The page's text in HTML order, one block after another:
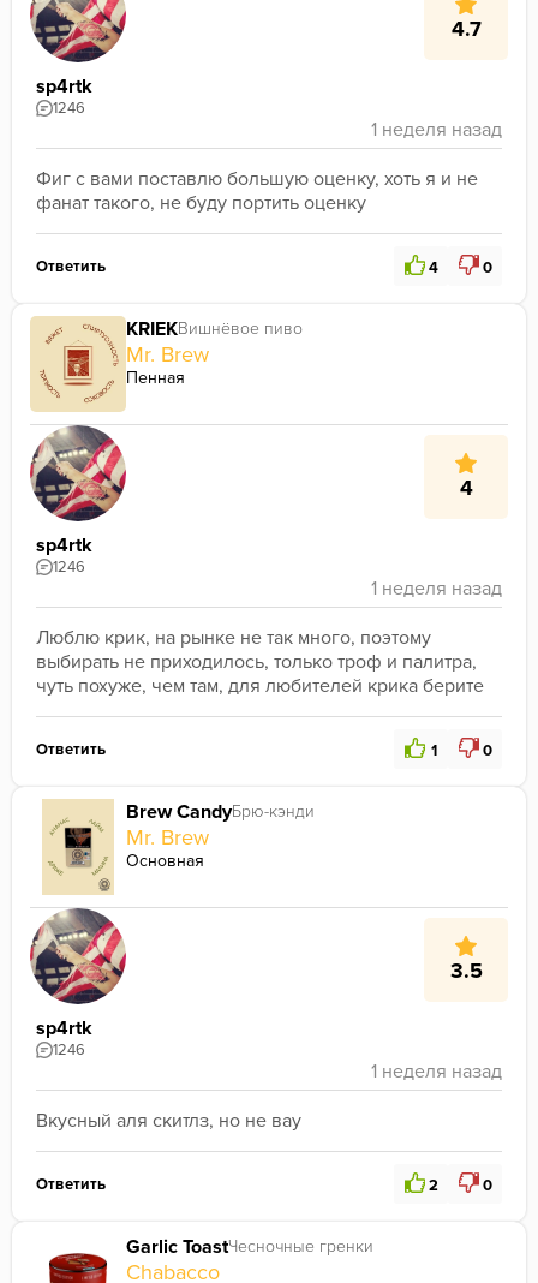
4.7
sp4rtk
1246
Фиг с вами поставлю большую оценку, хоть я и не
фанат такого, не буду портить оценку
Ответить 4 0
KRIEKВишнёвое пиво
Mr. Brew
Пенная
4
sp4rtk
1246
Люблю крик, на рынке не так много, поэтому
выбирать не приходилось, только троф и палитра,
чуть похуже, чем там, для любителей крика берите
Ответить 1 0
Brew CandyБрю-кэнди
Mr. Brew
Основная
3.5
sp4rtk
1246
Вкусный аля скитлз, но не вау
Ответить 2 0
Garlic ToastЧесночные гренки
Chabacco